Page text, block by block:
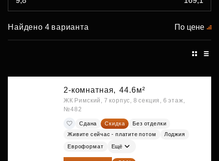
Найдено 4 варианта По цене
2-комнатная, 44.6м²
ЖК Римский, 7 корпус, 8 секция, 6 этаж,
№482
Сдана Скидка
Без отделки
Живите сейчас - платите потом
Лоджия
Евроформат Ещё